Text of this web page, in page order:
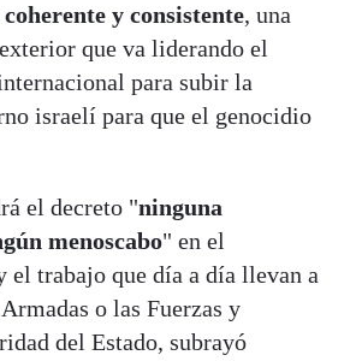
y consistente, una
que va liderando el
para subir la
israelí para que el genocidio
el decreto "ninguna
menoscabo" en el
el trabajo que día a día llevan a
o las Fuerzas y
del Estado, subrayó